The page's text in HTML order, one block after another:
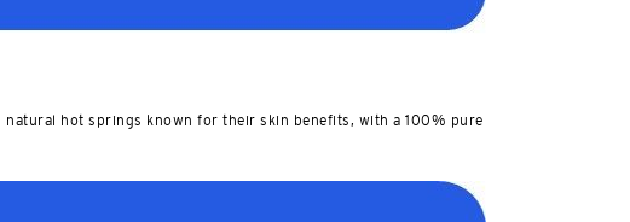
hot springs known for their skin benefits, with a 100% pure